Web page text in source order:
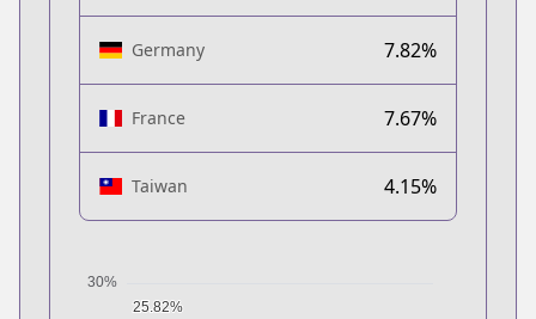
Germany 7.82%
France 7.67%
Taiwan 4.15%